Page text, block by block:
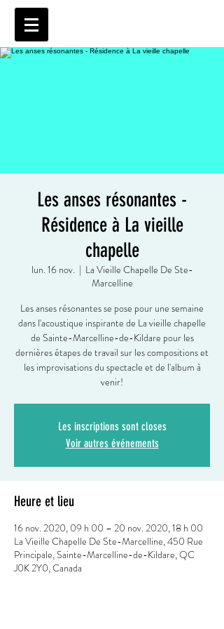
Les anses résonantes -
Résidence à La vieille
chapelle
lun. 16 nov.
  |
La Vieille Chapelle De Ste-
Marcelline
Les anses résonantes se pose pour une semaine
dans l'acoustique inspirante de La vieille chapelle
de Sainte-Marcelline-de-Kildare pour les
dernières étapes de travail sur les compositions et
les improvisations du spectacle et de l'album à
venir!
Les inscriptions sont closes
Voir autres événements
Heure et lieu
16 nov. 2020, 09 h 00 – 20 nov. 2020, 18 h 00
La Vieille Chapelle De Ste-Marcelline, 450 Rue
Principale, Sainte-Marcelline-de-Kildare, QC
J0K 2Y0, Canada